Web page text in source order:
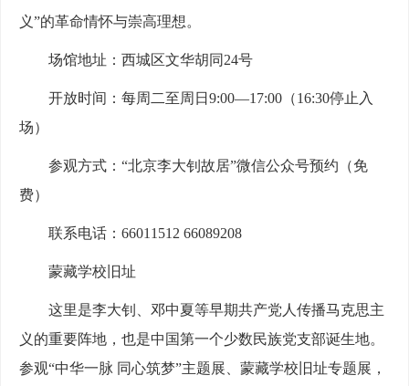
义”的革命情怀与崇高理想。
场馆地址：西城区文华胡同24号
开放时间：每周二至周日9:00—17:00（16:30停止入
场）
参观方式：“北京李大钊故居”微信公众号预约（免
费）
联系电话：66011512 66089208
蒙藏学校旧址
这里是李大钊、邓中夏等早期共产党人传播马克思主
义的重要阵地，也是中国第一个少数民族党支部诞生地。
参观“中华一脉 同心筑梦”主题展、蒙藏学校旧址专题展，